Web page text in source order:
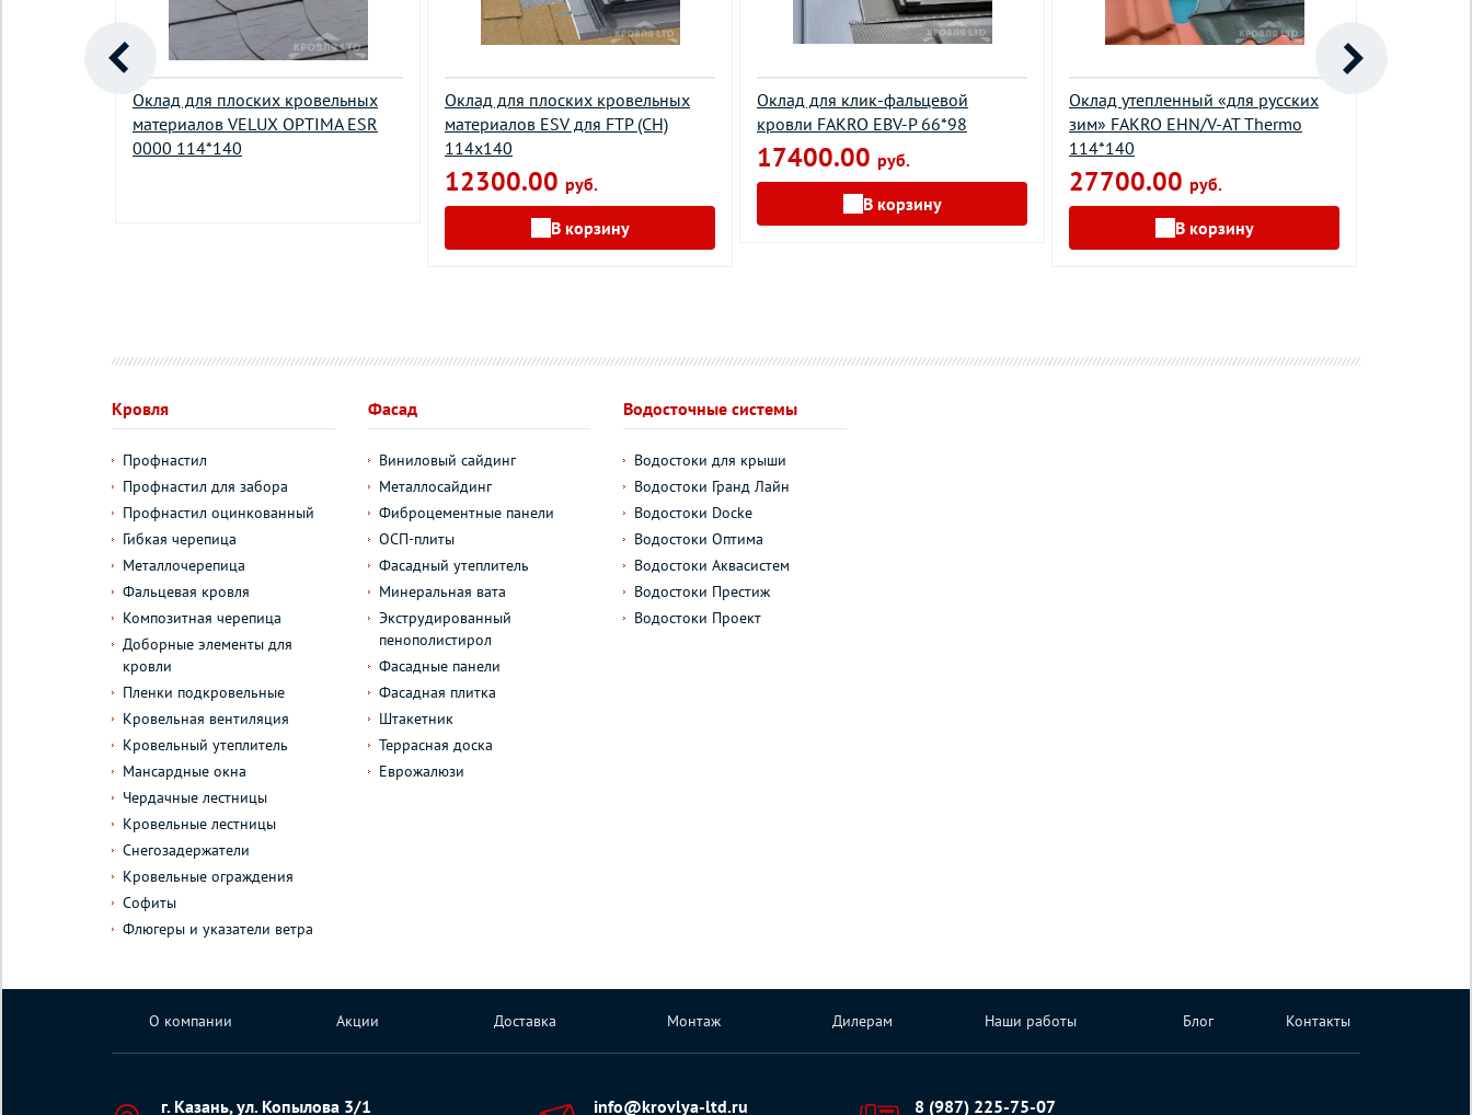
Оклад для плоских кровельных
материалов VELUX OPTIMA ESR
0000 114*140
Оклад для плоских кровельных
материалов ESV для FTP (CH)
114х140
12300.00 руб.
В корзину
Оклад для клик-фальцевой
кровли FAKRO EBV-P 66*98
17400.00 руб.
В корзину
Оклад утепленный «для русских
зим» FAKRO EHN/V-AT Thermo
114*140
27700.00 руб.
В корзину
Кровля
Профнастил
Профнастил для забора
Профнастил оцинкованный
Гибкая черепица
Металлочерепица
Фальцевая кровля
Композитная черепица
Доборные элементы для
кровли
Пленки подкровельные
Кровельная вентиляция
Кровельный утеплитель
Мансардные окна
Чердачные лестницы
Кровельные лестницы
Снегозадержатели
Кровельные ограждения
Софиты
Флюгеры и указатели ветра
Фасад
Виниловый сайдинг
Металлосайдинг
Фиброцементные панели
ОСП-плиты
Фасадный утеплитель
Минеральная вата
Экструдированный
пенополистирол
Фасадные панели
Фасадная плитка
Штакетник
Террасная доска
Еврожалюзи
Водосточные системы
Водостоки для крыши
Водостоки Гранд Лайн
Водостоки Docke
Водостоки Оптима
Водостоки Аквасистем
Водостоки Престиж
Водостоки Проект
О компании Акции Доставка Монтаж Дилерам Наши работы Блог Контакты
г. Казань, ул. Копылова 3/1 info@krovlya-ltd.ru 8 (987) 225-75-07